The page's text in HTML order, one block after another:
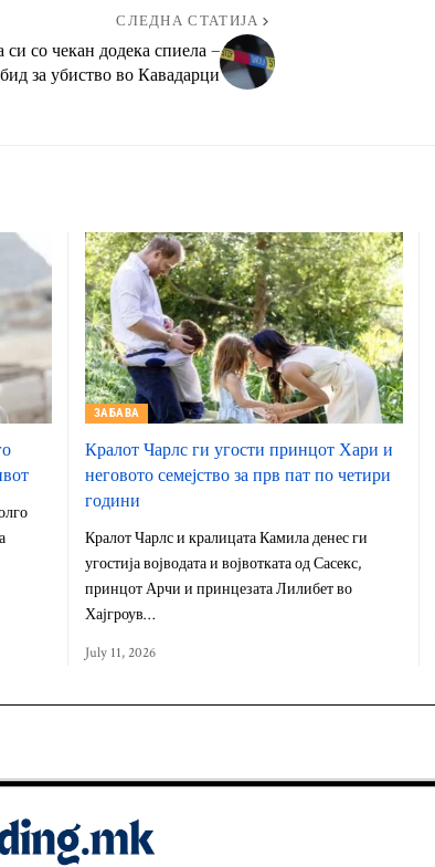
СЛЕДНА СТАТИЈА
си со чекан додека спиела –
за убиство во Кавадарци
ЗАБАВА
Кралот Чарлс ги угости принцот Хари и
неговото семејство за прв пат по четири
години
Кралот Чарлс и кралицата Камила денес ги
угостија војводата и војвотката од Сасекс,
принцот Арчи и принцезата Лилибет во
Хајгроув…
July 11, 2026